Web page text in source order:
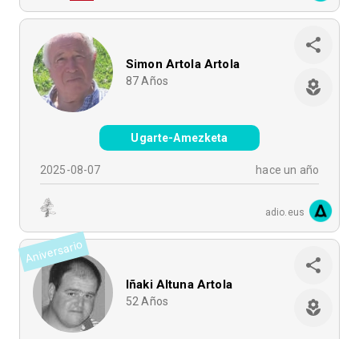
Simon Artola Artola
87 Años
Ugarte-Amezketa
2025-08-07 hace un año
adio.eus
Aniversario
Iñaki Altuna Artola
52 Años